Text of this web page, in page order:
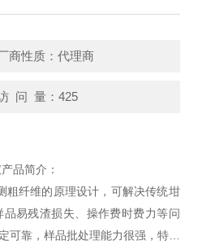
商性质：代理商
问 量：425
品简介：
粗纤维的原理设计，可解决传统坩
易残渣损失、操作费时费力等问
靠，样品批处理能力很强，特别